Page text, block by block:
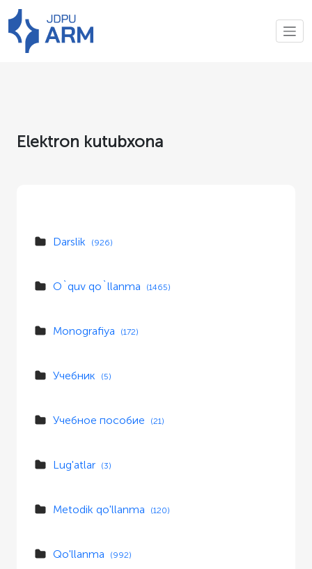
Elektron kutubxona
Darslik (926)
O`quv qo`llanma (1465)
Monografiya (172)
Учебник (5)
Учебное пособие (21)
Lug'atlar (3)
Metodik qo'llanma (120)
Qo'llanma (992)